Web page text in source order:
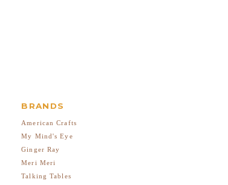
BRANDS
American Crafts
My Mind's Eye
Ginger Ray
Meri Meri
Talking Tables